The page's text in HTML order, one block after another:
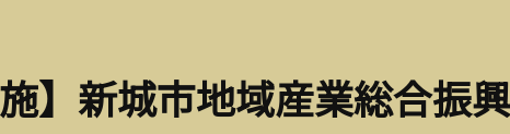
施】新城市地域産業総合振